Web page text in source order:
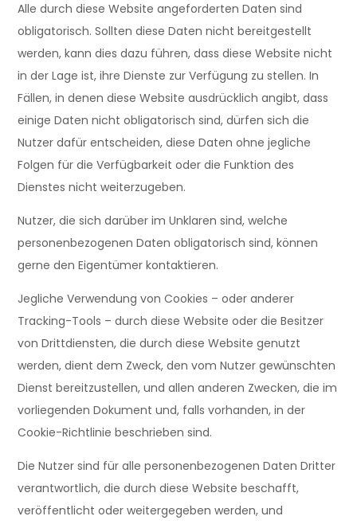
Alle durch diese Website angeforderten Daten sind
obligatorisch. Sollten diese Daten nicht bereitgestellt
werden, kann dies dazu führen, dass diese Website nicht
in der Lage ist, ihre Dienste zur Verfügung zu stellen. In
Fällen, in denen diese Website ausdrücklich angibt, dass
einige Daten nicht obligatorisch sind, dürfen sich die
Nutzer dafür entscheiden, diese Daten ohne jegliche
Folgen für die Verfügbarkeit oder die Funktion des
Dienstes nicht weiterzugeben.
Nutzer, die sich darüber im Unklaren sind, welche
personenbezogenen Daten obligatorisch sind, können
gerne den Eigentümer kontaktieren.
Jegliche Verwendung von Cookies – oder anderer
Tracking-Tools – durch diese Website oder die Besitzer
von Drittdiensten, die durch diese Website genutzt
werden, dient dem Zweck, den vom Nutzer gewünschten
Dienst bereitzustellen, und allen anderen Zwecken, die im
vorliegenden Dokument und, falls vorhanden, in der
Cookie-Richtlinie beschrieben sind.
Die Nutzer sind für alle personenbezogenen Daten Dritter
verantwortlich, die durch diese Website beschafft,
veröffentlicht oder weitergegeben werden, und